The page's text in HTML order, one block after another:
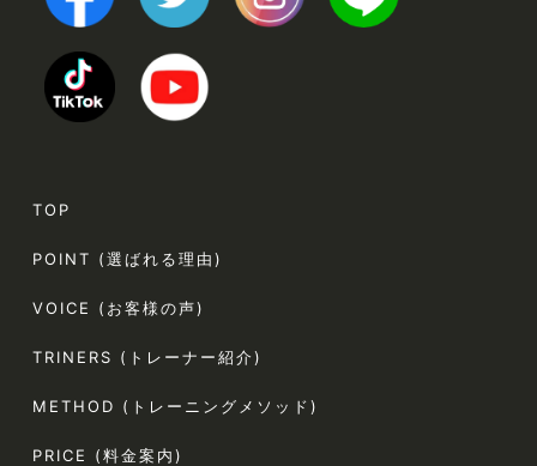
TOP
POINT (選ばれる理由)
VOICE (お客様の声)
TRINERS (トレーナー紹介)
METHOD (トレーニングメソッド)
PRICE (料金案内)